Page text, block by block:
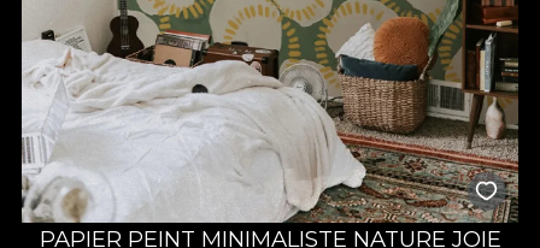
PAPIER PEINT MINIMALISTE NATURE JOIE